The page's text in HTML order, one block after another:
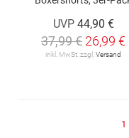
UVP 44,90 €
37,99 € 26,99 €
inkl. MwSt. zzgl. Versand
Du
1